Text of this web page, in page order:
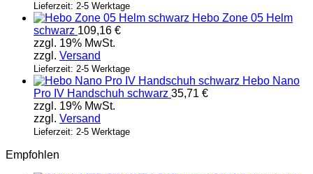
Lieferzeit: 2-5 Werktage
Hebo Zone 05 Helm
schwarz 109,16 €
zzgl. 19% MwSt.
zzgl. Versand
Lieferzeit: 2-5 Werktage
Hebo Nano
Pro IV Handschuh schwarz 35,71 €
zzgl. 19% MwSt.
zzgl. Versand
Lieferzeit: 2-5 Werktage
Empfohlen